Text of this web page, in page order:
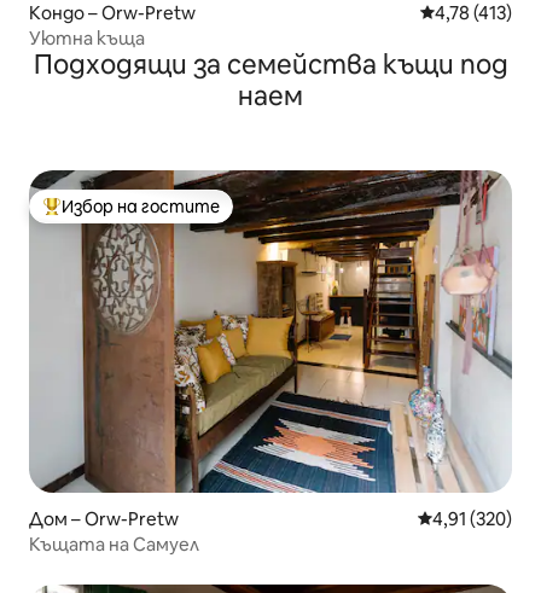
Кондо – Orw-Pretw Средна
4,78 (413)
Уютна къща
Подходящи за семейства къщи под
наем
Най-популярен избор на гостите
Избор на гостите
Дом – Orw-Pretw Средна
4,91 (320)
Къщата на Самуел